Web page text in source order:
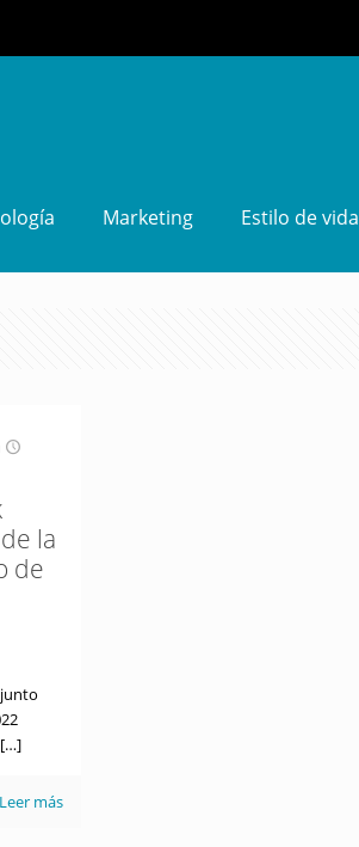
Marketing Estilo de vida
la
de
[…]
Leer más